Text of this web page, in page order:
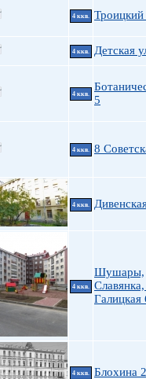
4 ккв.
4 ккв. Детская
4 ккв.
5
4 ккв. 8
4 ккв.
4 ккв.
Шушары,
Галицкая
4 ккв. Блохина